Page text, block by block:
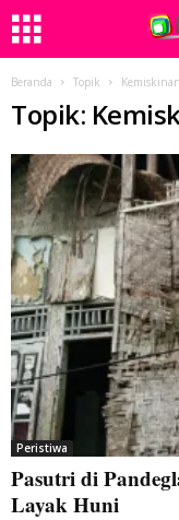
Beranda Topik
Topik:
Peristiwa
Pasutri di
Layak Huni